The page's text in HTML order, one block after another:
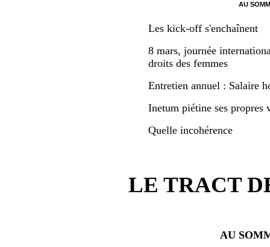
AU
Les kick-off s'enchaînent
8 mars, journée
droits des femmes
Entretien annuel : Salaire
Inetum piétine ses propres
Quelle incohérence
LE TRACT
AU